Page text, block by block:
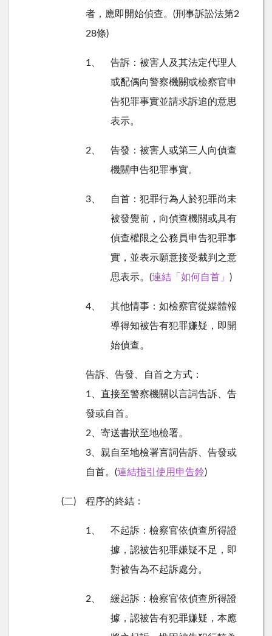
者，應即開始偵查。 (刑事訴訟法第2
28條)
1、
告訴：被害人及其法定代理人
或配偶向警察機關或檢察官申
告犯罪事實並請求訴追的意思
表示。
2、
告發：被害人或第三人向偵查
機關申告犯罪事實。
3、
自首：犯罪行為人於犯罪尚未
被發覺前，向偵查機關或具有
偵查權限之公務員申告犯罪事
實，並表示願意接受裁判之意
思表示。 (連結「如何自首」 )
4、
其他情事：如檢察官從媒體報
導得知被告有犯罪嫌疑，即開
始偵查。
告訴、告發、自首之方式：
1、直接至警察機關以言詞告訴、告
發或自首。
2、寄送書狀至地檢署。
3、親自至地檢署言詞告訴、告發或
自首。 (連結指引使用申告鈴)
(二) 程序的終結：
1、
不起訴：檢察官依偵查所得證
據，認被告犯罪嫌疑不足，即
對被告為不起訴處分。
2、
緩起訴：檢察官依偵查所得證
據，認被告有犯罪嫌疑，本應